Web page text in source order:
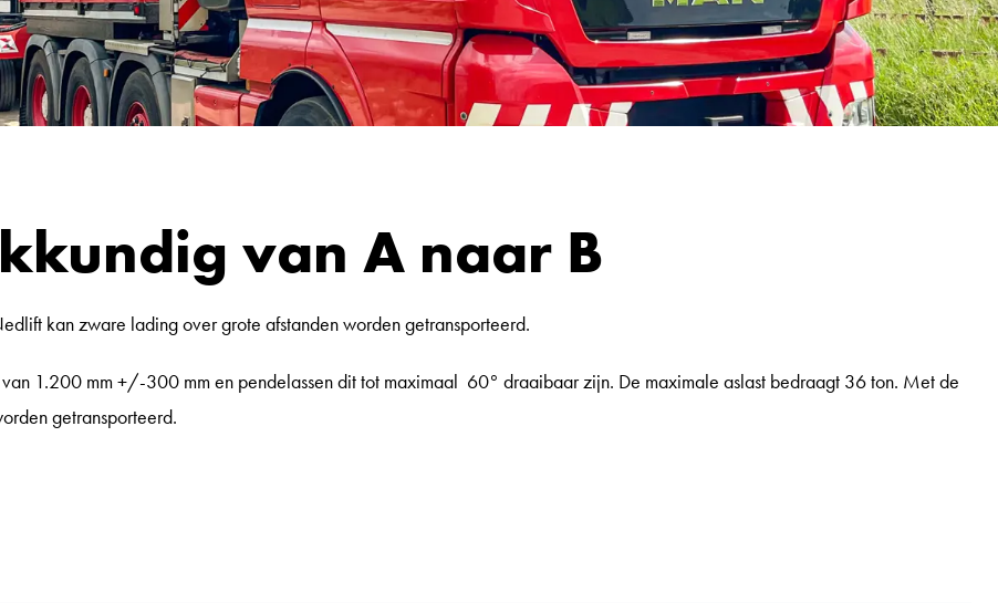
van A naar B
kan zware lading over grote afstanden worden getransporteerd.
1.200 mm +/-300 mm en pendelassen dit tot maximaal 60° draaibaar zijn. De maximale aslast bedraagt 36 ton. Met de
getransporteerd.